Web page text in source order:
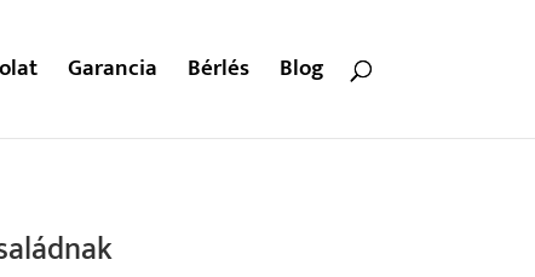
Garancia Bérlés Blog